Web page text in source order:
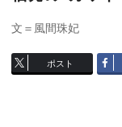
文＝風間珠妃
ポスト